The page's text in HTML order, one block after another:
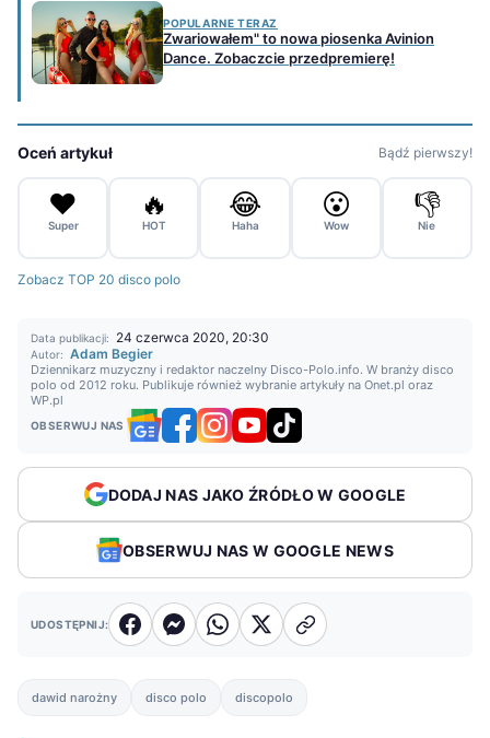
POPULARNE TERAZ
Zwariowałem" to nowa piosenka Avinion
Dance. Zobaczcie przedpremierę!
Oceń artykuł Bądź pierwszy!
❤️
Super
🔥
HOT
😂
Haha
😮
Wow
👎
Nie
Zobacz TOP 20 disco polo
Data publikacji: 24 czerwca 2020, 20:30
Autor: Adam Begier
Dziennikarz muzyczny i redaktor naczelny Disco-Polo.info. W branży disco
polo od 2012 roku. Publikuje również wybranie artykuły na Onet.pl oraz
WP.pl
OBSERWUJ NAS
DODAJ NAS JAKO ŹRÓDŁO W GOOGLE
OBSERWUJ NAS W GOOGLE NEWS
UDOSTĘPNIJ:
dawid narożny disco polo discopolo